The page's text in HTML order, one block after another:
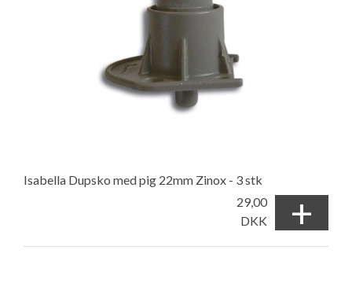
Isabella Dupsko med pig 22mm Zinox - 3 stk
29,00
DKK
+